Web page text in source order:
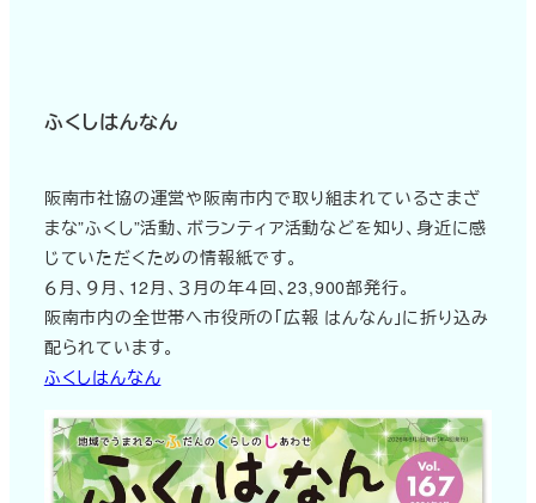
ふくしはんなん
阪南市社協の運営や阪南市内で取り組まれているさまざ
まな”ふくし”活動、ボランティア活動などを知り、身近に感
じていただくための情報紙です。
６月、９月、12月、３月の年４回、23,900部発行。
阪南市内の全世帯へ市役所の「広報 はんなん」に折り込み
配られています。
ふくしはんなん